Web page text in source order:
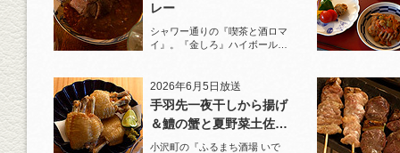
レー
シャワー通りの『喫茶と酒ロマ
イ』。『金しろ』ハイボールで
2026年6月5日放送
手羽先一夜干しから揚げ
＆鱧の蟹と夏野菜土佐酢
ジュレがけ
小沢町の『ふるまち酒場 いで